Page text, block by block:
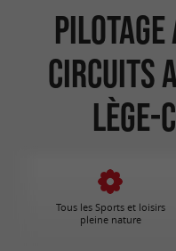
Circuits
Tous les Sports et loisirs
pleine nature